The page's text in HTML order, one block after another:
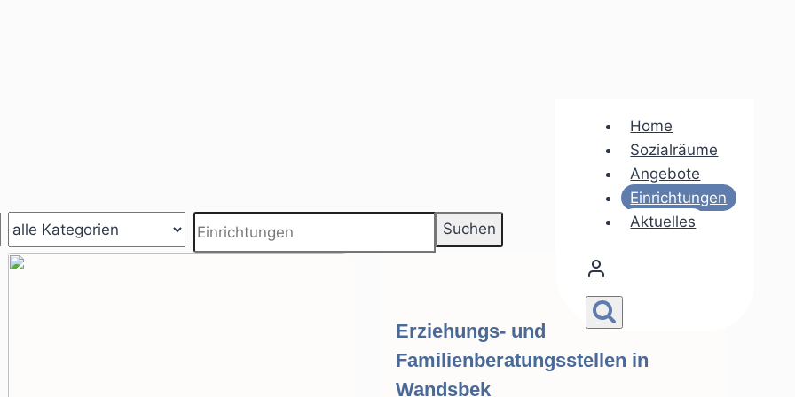
Home
Sozialräume
Angebote
Einrichtungen
Aktuelles
Erziehungs- und
Familienberatungsstellen in
Wandsbek